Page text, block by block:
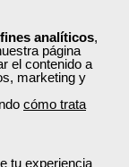
fines analíticos,
página
el contenido a
marketing y
cómo trata
tu experiencia